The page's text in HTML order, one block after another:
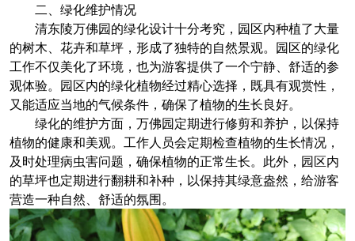
二、绿化维护情况
清东陵万佛园的绿化设计十分考究，园区内种植了大量
的树木、花卉和草坪，形成了独特的自然景观。园区的绿化
工作不仅美化了环境，也为游客提供了一个宁静、舒适的参
观体验。园区内的绿化植物经过精心选择，既具有观赏性，
又能适应当地的气候条件，确保了植物的生长良好。
绿化的维护方面，万佛园定期进行修剪和养护，以保持
植物的健康和美观。工作人员会定期检查植物的生长情况，
及时处理病虫害问题，确保植物的正常生长。此外，园区内
的草坪也定期进行翻耕和补种，以保持其绿意盎然，给游客
营造一种自然、舒适的氛围。